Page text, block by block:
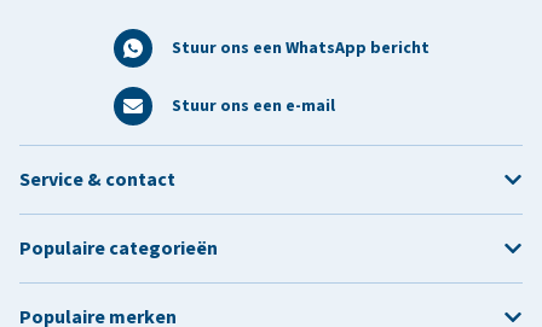
Stuur ons een WhatsApp bericht
Stuur ons een e-mail
Service & contact
Populaire categorieën
Populaire merken